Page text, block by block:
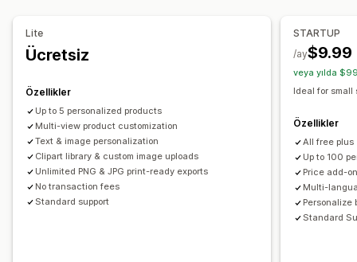
Ev dekorasyonu
Evcil hayvan ürünleri
Duvar resimleri
White label
Lite
Ücretsiz
Özellikler
Up to 5 personalized products
Multi-view product customization
Text & image personalization
Clipart library & custom image uploads
Unlimited PNG & JPG print-ready exports
No transaction fees
Standard support
STARTUP
$9.99
/ay
veya yılda
Ideal for
Özellikler
All free plus
Up to 100
Price add-
Multi-
Personalize
Standard